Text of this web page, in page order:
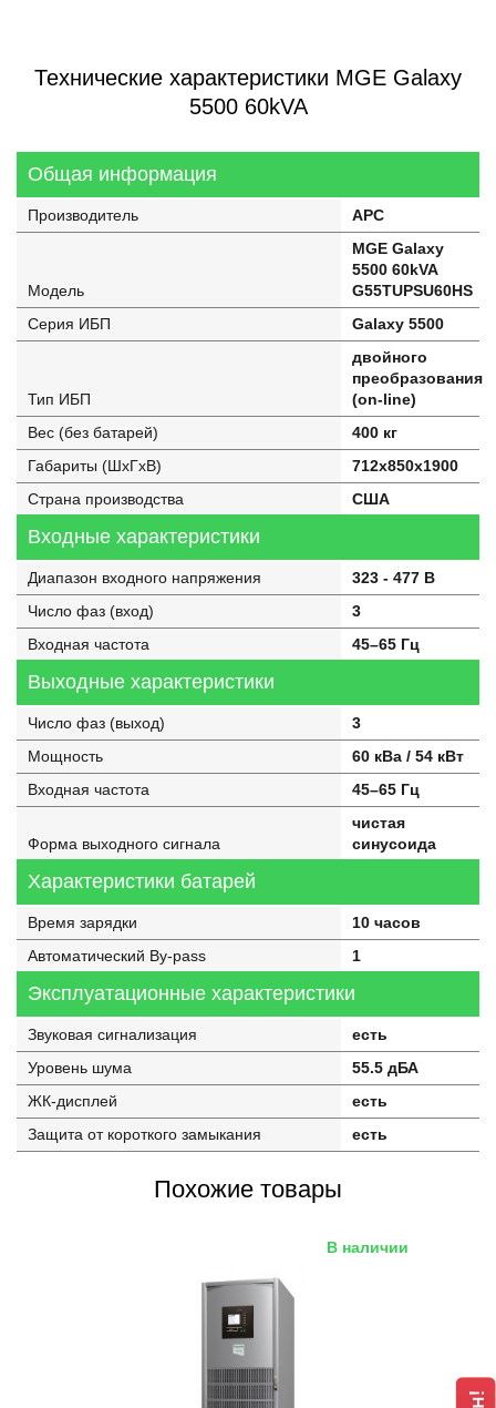
Технические характеристики MGE Galaxy
5500 60kVA
Общая информация
Производитель APC
Модель
MGE Galaxy
5500 60kVA
G55TUPSU60HS
Серия ИБП
Galaxy 5500
Тип ИБП
двойного
преобразования
(on-line)
Вес (без батарей)
400 кг
Габариты (ШхГхВ)
712x850x1900
Страна производства
США
Входные характеристики
Диапазон входного напряжения
323 - 477 В
Число фаз (вход)
3
Входная частота
45–65 Гц
Выходные характеристики
Число фаз (выход)
3
Мощность
60 кВа / 54 кВт
Входная частота
45–65 Гц
Форма выходного сигнала
чистая
синусоида
Характеристики батарей
Время зарядки
10 часов
Автоматический By-pass
1
Эксплуатационные характеристики
Звуковая сигнализация
есть
Уровень шума
55.5 дБА
ЖК-дисплей
есть
Защита от короткого замыкания
есть
Похожие товары
В наличии